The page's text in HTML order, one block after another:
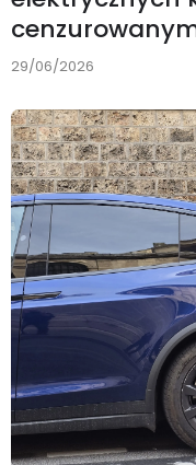
29/06/2026